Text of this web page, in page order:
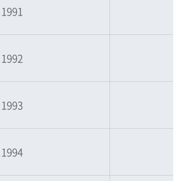
1991
1992
1993
1994